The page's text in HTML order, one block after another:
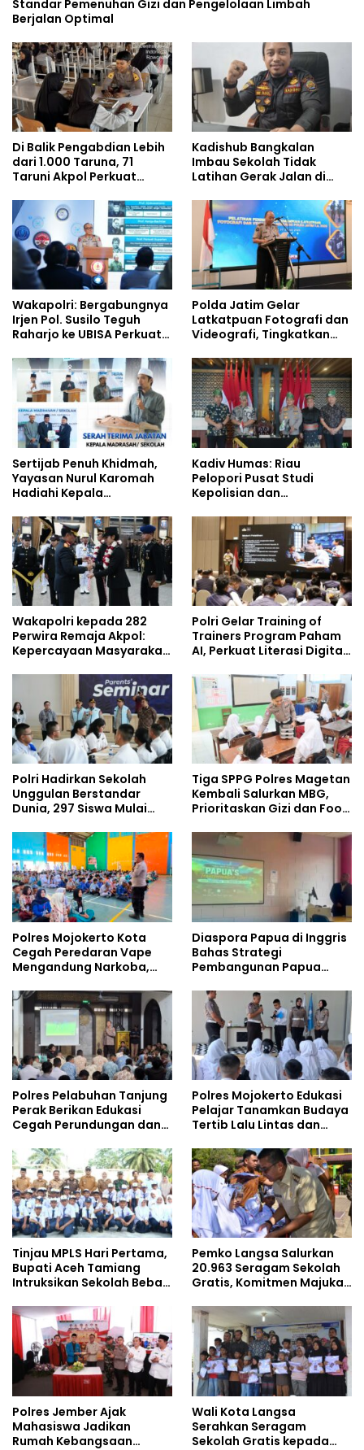
Standar Pemenuhan Gizi dan Pengelolaan Limbah
Berjalan Optimal
Di Balik Pengabdian Lebih
dari 1.000 Taruna, 71
Taruni Akpol Perkuat
Siswa Sekolah Rakyat
Kadishub Bangkalan
Imbau Sekolah Tidak
Latihan Gerak Jalan di
Wakapolri: Bergabungnya
Irjen Pol. Susilo Teguh
Raharjo ke UBISA Perkuat
Studi Kepolisian
Polda Jatim Gelar
Latkatpuan Fotografi dan
Videografi, Tingkatkan
Era Digital
Sertijab Penuh Khidmah,
Yayasan Nurul Karomah
Hadiahi Kepala
Umrah
Kadiv Humas: Riau
Pelopori Pusat Studi
Kepolisian dan
Policing Masuki Babak
Wakapolri kepada 282
Perwira Remaja Akpol:
Kepercayaan Masyarakat
Polri Gelar Training of
Trainers Program Paham
AI, Perkuat Literasi Digital
Polri Hadirkan Sekolah
Unggulan Berstandar
Dunia, 297 Siswa Mulai
Tiga SPPG Polres Magetan
Kembali Salurkan MBG,
Prioritaskan Gizi dan Food
Polres Mojokerto Kota
Cegah Peredaran Vape
Mengandung Narkoba,
Kalangan Remaja
Diaspora Papua di Inggris
Bahas Strategi
Pembangunan Papua
Doktoral Internasional
Polres Pelabuhan Tanjung
Perak Berikan Edukasi
Cegah Perundungan dan
kepada Pelajar MPLS
Polres Mojokerto Edukasi
Pelajar Tanamkan Budaya
Tertib Lalu Lintas dan
Tinjau MPLS Hari Pertama,
Bupati Aceh Tamiang
Intruksikan Sekolah Bebas
Pemko Langsa Salurkan
20.963 Seragam Sekolah
Gratis, Komitmen Majukan
Polres Jember Ajak
Mahasiswa Jadikan
Rumah Kebangsaan
Wali Kota Langsa
Serahkan Seragam
Sekolah Gratis kepada